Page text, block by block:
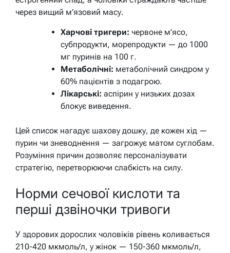
через вищий м’язовий масу.
Харчові тригери: червоне м’ясо,
субпродукти, морепродукти — до 1000
мг пуринів на 100 г.
Метаболічні: метаболічний синдром у
60% пацієнтів з подагрою.
Лікарські: аспірин у низьких дозах
блокує виведення.
Цей список нагадує шахову дошку, де кожен хід —
пурин чи зневоднення — загрожує матом суглобам.
Розуміння причин дозволяє персоналізувати
стратегію, перетворюючи слабкість на силу.
Норми сечової кислоти та
перші дзвіночки тривоги
У здорових дорослих чоловіків рівень коливається
210-420 мкмоль/л, у жінок — 150-360 мкмоль/л,